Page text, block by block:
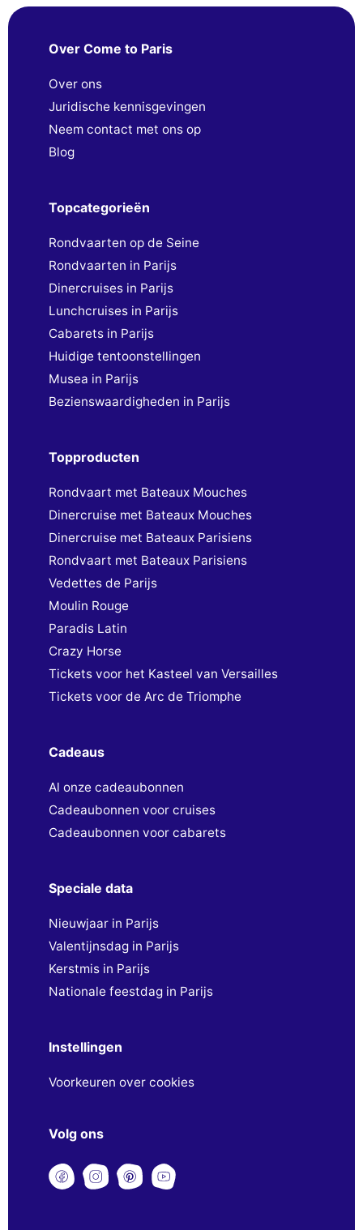
Over Come to Paris
Over ons
Juridische kennisgevingen
Neem contact met ons op
Blog
Topcategorieën
Rondvaarten op de Seine
Rondvaarten in Parijs
Dinercruises in Parijs
Lunchcruises in Parijs
Cabarets in Parijs
Huidige tentoonstellingen
Musea in Parijs
Bezienswaardigheden in Parijs
Topproducten
Rondvaart met Bateaux Mouches
Dinercruise met Bateaux Mouches
Dinercruise met Bateaux Parisiens
Rondvaart met Bateaux Parisiens
Vedettes de Parijs
Moulin Rouge
Paradis Latin
Crazy Horse
Tickets voor het Kasteel van Versailles
Tickets voor de Arc de Triomphe
Cadeaus
Al onze cadeaubonnen
Cadeaubonnen voor cruises
Cadeaubonnen voor cabarets
Speciale data
Nieuwjaar in Parijs
Valentijnsdag in Parijs
Kerstmis in Parijs
Nationale feestdag in Parijs
Instellingen
Voorkeuren over cookies
Volg ons